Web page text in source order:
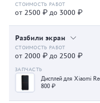
от 2500 ₽ до 3000 ₽
Разбили экран
от 2000 ₽ до 2500 ₽
Дисплей для Xiaomi
800 ₽